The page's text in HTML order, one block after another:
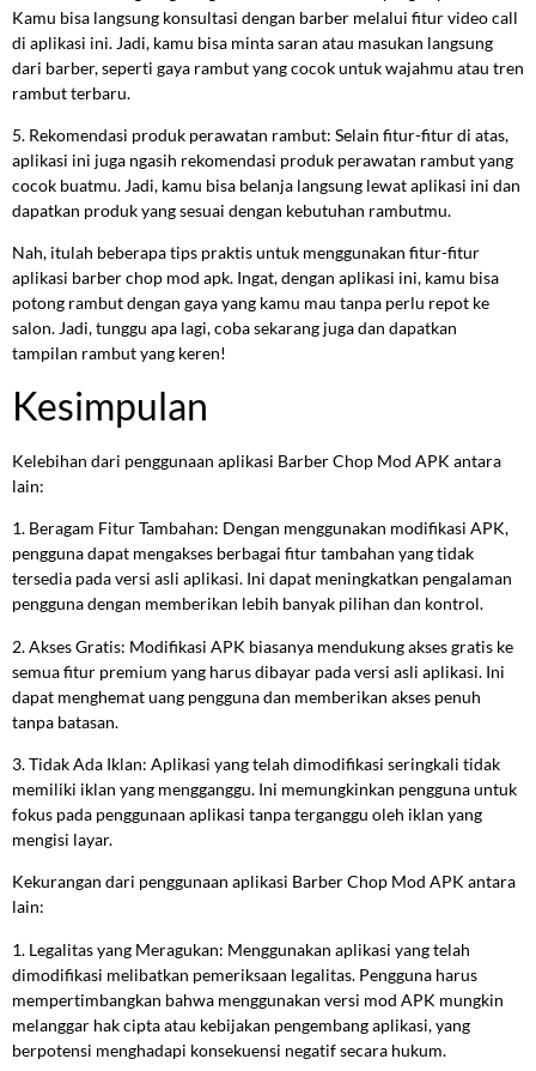
Kamu bisa langsung konsultasi dengan barber melalui fitur video call
di aplikasi ini. Jadi, kamu bisa minta saran atau masukan langsung
dari barber, seperti gaya rambut yang cocok untuk wajahmu atau tren
rambut terbaru.
5. Rekomendasi produk perawatan rambut: Selain fitur-fitur di atas,
aplikasi ini juga ngasih rekomendasi produk perawatan rambut yang
cocok buatmu. Jadi, kamu bisa belanja langsung lewat aplikasi ini dan
dapatkan produk yang sesuai dengan kebutuhan rambutmu.
Nah, itulah beberapa tips praktis untuk menggunakan fitur-fitur
aplikasi barber chop mod apk. Ingat, dengan aplikasi ini, kamu bisa
potong rambut dengan gaya yang kamu mau tanpa perlu repot ke
salon. Jadi, tunggu apa lagi, coba sekarang juga dan dapatkan
tampilan rambut yang keren!
Kesimpulan
Kelebihan dari penggunaan aplikasi Barber Chop Mod APK antara
lain:
1. Beragam Fitur Tambahan: Dengan menggunakan modifikasi APK,
pengguna dapat mengakses berbagai fitur tambahan yang tidak
tersedia pada versi asli aplikasi. Ini dapat meningkatkan pengalaman
pengguna dengan memberikan lebih banyak pilihan dan kontrol.
2. Akses Gratis: Modifikasi APK biasanya mendukung akses gratis ke
semua fitur premium yang harus dibayar pada versi asli aplikasi. Ini
dapat menghemat uang pengguna dan memberikan akses penuh
tanpa batasan.
3. Tidak Ada Iklan: Aplikasi yang telah dimodifikasi seringkali tidak
memiliki iklan yang mengganggu. Ini memungkinkan pengguna untuk
fokus pada penggunaan aplikasi tanpa terganggu oleh iklan yang
mengisi layar.
Kekurangan dari penggunaan aplikasi Barber Chop Mod APK antara
lain:
1. Legalitas yang Meragukan: Menggunakan aplikasi yang telah
dimodifikasi melibatkan pemeriksaan legalitas. Pengguna harus
mempertimbangkan bahwa menggunakan versi mod APK mungkin
melanggar hak cipta atau kebijakan pengembang aplikasi, yang
berpotensi menghadapi konsekuensi negatif secara hukum.